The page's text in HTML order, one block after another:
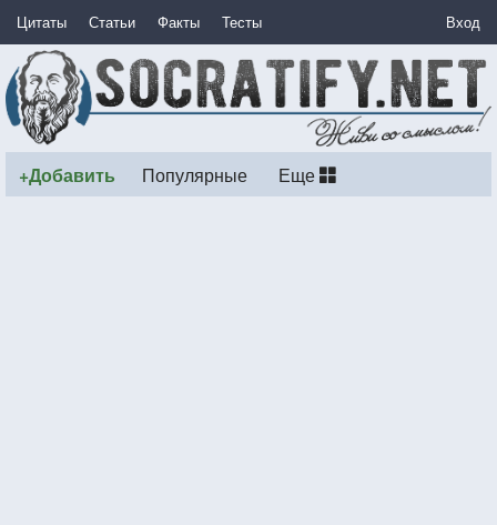
Цитаты Статьи Факты Тесты Вход
+Добавить Популярные Еще